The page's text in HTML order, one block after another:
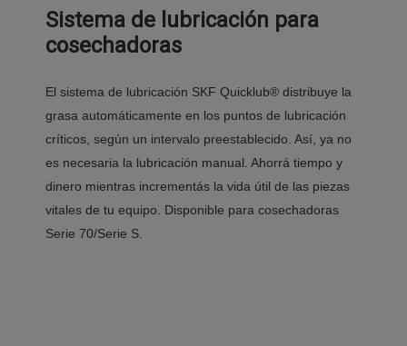
Sistema de lubricación para
cosechadoras
El sistema de lubricación SKF Quicklub® distribuye la
grasa automáticamente en los puntos de lubricación
críticos, según un intervalo preestablecido. Así, ya no
es necesaria la lubricación manual. Ahorrá tiempo y
dinero mientras incrementás la vida útil de las piezas
vitales de tu equipo. Disponible para cosechadoras
Serie 70/Serie S.